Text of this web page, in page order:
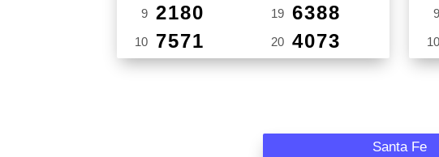
9 2180
10 7571
19 6388
20 4073
9
10
Santa Fe